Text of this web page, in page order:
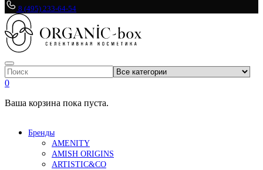
8 (495) 233-64-54
0
Ваша корзина пока пуста.
Бренды
AMENITY
AMISH ORIGINS
ARTISTIC&CO